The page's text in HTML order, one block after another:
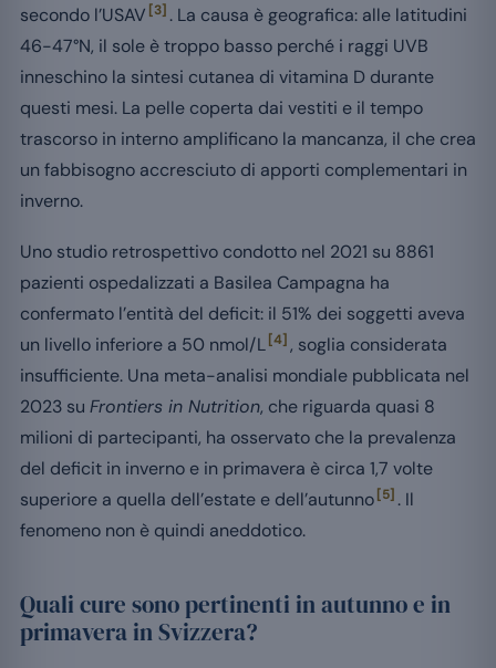
secondo l’USAV [3] . La causa è geografica: alle latitudini
46-47°N, il sole è troppo basso perché i raggi UVB
inneschino la sintesi cutanea di vitamina D durante
questi mesi. La pelle coperta dai vestiti e il tempo
trascorso in interno amplificano la mancanza, il che crea
un fabbisogno accresciuto di apporti complementari in
inverno.
Uno studio retrospettivo condotto nel 2021 su 8861
pazienti ospedalizzati a Basilea Campagna ha
confermato l’entità del deficit: il 51% dei soggetti aveva
un livello inferiore a 50 nmol/L[4] , soglia considerata
insufficiente. Una meta-analisi mondiale pubblicata nel
2023 su Frontiers in Nutrition, che riguarda quasi 8
milioni di partecipanti, ha osservato che la prevalenza
del deficit in inverno e in primavera è circa 1,7 volte
superiore a quella dell’estate e dell’autunno[5] . Il
fenomeno non è quindi aneddotico.
Quali cure sono pertinenti in autunno e in
primavera in Svizzera?